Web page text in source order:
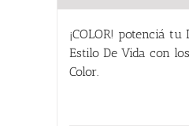
¡COLOR! potenciá
Estilo De Vida con
Color.